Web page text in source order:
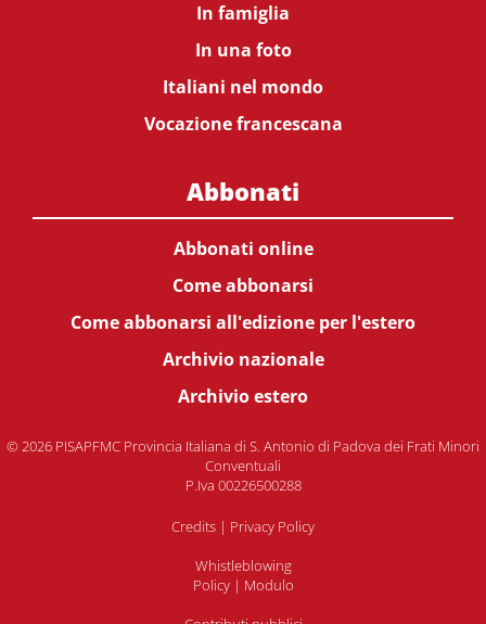
In famiglia
In una foto
Italiani nel mondo
Vocazione francescana
Abbonati
Abbonati online
Come abbonarsi
Come abbonarsi all'edizione per l'estero
Archivio nazionale
Archivio estero
© 2026 PISAPFMC Provincia Italiana di S. Antonio di Padova dei Frati Minori
Conventuali
P.Iva 00226500288
Credits | Privacy Policy
Whistleblowing
Policy| Modulo